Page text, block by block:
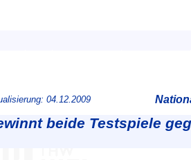
04.12.2009
beide Testspiele